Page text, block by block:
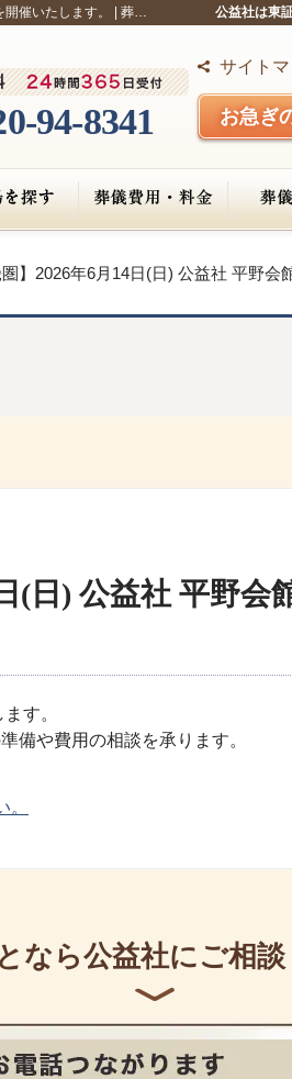
開催いたします。 | 葬… 公益社は東
サイト
お急ぎ
94-8341
圏】2026年6月14日(日) 公益社 平野会
(日) 公益社 平野
す。
備や費用の相談を承ります。
なら公益社にご相談